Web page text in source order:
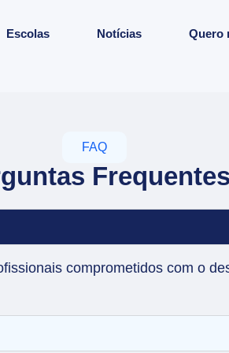
Escolas Notícias Quero
FAQ
Frequentes
comprometidos com o